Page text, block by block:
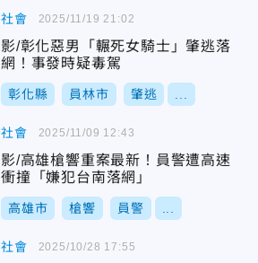
社會
影/彰化惡男「輾死女騎士」肇逃落
網！事發時疑毒駕
彰化縣 員林市 肇逃
2025/11/19 21:02
社會
影/高雄槍響重案最新！員警遭高速
衝撞「嫌犯台南落網」
高雄市 槍響 員警
2025/11/09 12:43
社會 2025/10/28 17:55